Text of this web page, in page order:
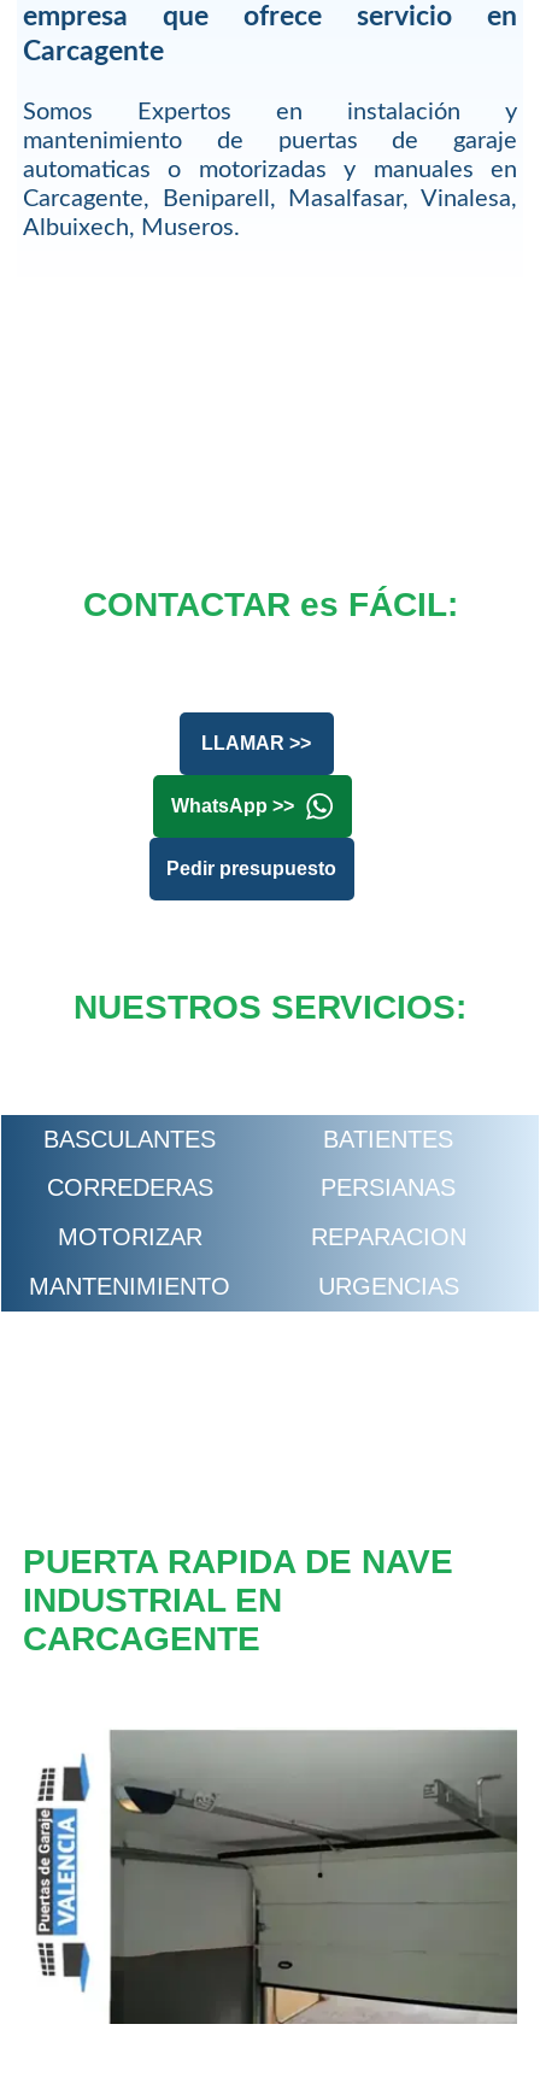
empresa que ofrece servicio en
Carcagente
Somos Expertos en instalación y
mantenimiento de puertas de garaje
automaticas o motorizadas y manuales en
Carcagente, Beniparell, Masalfasar, Vinalesa,
Albuixech, Museros.
CONTACTAR es FÁCIL:
LLAMAR >>
WhatsApp >>
Pedir presupuesto
NUESTROS SERVICIOS:
BASCULANTES
BATIENTES
CORREDERAS
PERSIANAS
MOTORIZAR
REPARACION
MANTENIMIENTO
URGENCIAS
PUERTA RAPIDA DE NAVE
INDUSTRIAL EN
CARCAGENTE